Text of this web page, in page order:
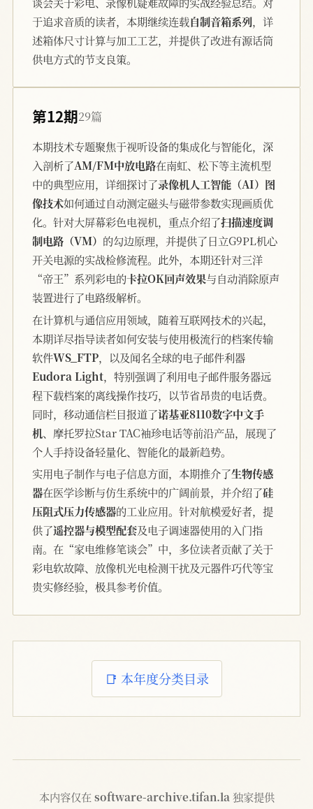
于追求音质的读者，本期继续连载自制音箱系列，详
述箱体尺寸计算与加工工艺，并提供了改进有源话筒
供电方式的节支良策。
第12期29篇
本期技术专题聚焦于视听设备的集成化与智能化，深
入剖析了AM/FM中放电路在南虹、松下等主流机型
中的典型应用，详细探讨了录像机人工智能（AI）图
像技术如何通过自动测定磁头与磁带参数实现画质优
化。针对大屏幕彩色电视机，重点介绍了扫描速度调
制电路（VM） 的勾边原理，并提供了日立G9PL机心
开关电源的实战检修流程。此外，本期还针对三洋
“帝王”系列彩电的卡拉OK回声效果与自动消除原声
装置进行了电路级解析。
在计算机与通信应用领域，随着互联网技术的兴起，
本期详尽指导读者如何安装与使用极流行的档案传输
软件WS_FTP，以及闻名全球的电子邮件利器
Eudora Light，特别强调了利用电子邮件服务器远
程下载档案的离线操作技巧，以节省昂贵的电话费。
同时，移动通信栏目报道了诺基亚8110数字中文手
机、摩托罗拉Star TAC袖珍电话等前沿产品，展现了
个人手持设备轻量化、智能化的最新趋势。
实用电子制作与电子信息方面，本期推介了生物传感
器在医学诊断与仿生系统中的广阔前景，并介绍了硅
压阻式压力传感器的工业应用。针对航模爱好者，提
供了遥控器与模型配套及电子调速器使用的入门指
南。在“家电维修笔谈会”中，多位读者贡献了关于
彩电软故障、放像机光电检测干扰及元器件巧代等宝
贵实修经验，极具参考价值。
📑 本年度分类目录
本内容仅在 software-archive.tifan.la 独家提供